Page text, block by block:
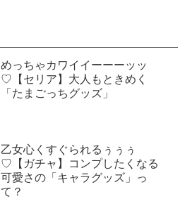
めっちゃカワイイーーーッッ
♡【セリア】大人もときめく
「たまごっちグッズ」
乙女心くすぐられるぅぅぅ
♡【ガチャ】コンプしたくなる
可愛さの「キャラグッズ」っ
て？